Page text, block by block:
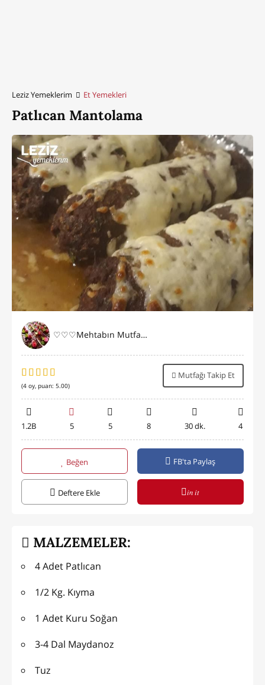
Leziz Yemeklerim Et Yemekleri
Patlıcan Mantolama
♡♡♡Mehtabın Mutfağı♡♡♡
(4 oy, puan: 5.00)
Mutfağı Takip Et
1.2B 5 5 8 30 dk. 4
Beğen FB'ta Paylaş
Deftere Ekle in it
MALZEMELER:
4 Adet Patlıcan
1/2 Kg. Kıyma
1 Adet Kuru Soğan
3-4 Dal Maydanoz
Tuz